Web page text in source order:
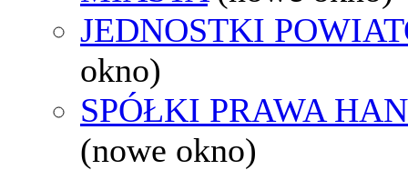
JEDNOSTKI
okno)
SPÓŁKI PRAWA
(nowe okno)